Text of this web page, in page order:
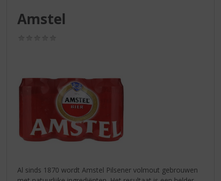
Amstel
Al sinds 1870 wordt Amstel Pilsener volmout gebrouwen